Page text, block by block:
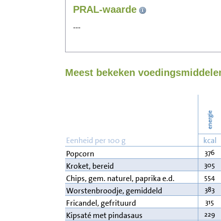
PRAL-waarde
---
Meest bekeken
energie
Eenheid per 100 g kcal
Popcorn
376
Kroket, bereid 305
Chips, gem. naturel, paprika e.d. 554
Worstenbroodje, gemiddeld 383
Fricandel, gefrituurd 315
Kipsaté met pindasaus 229